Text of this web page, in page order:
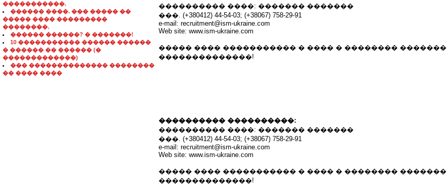
�����������.
������ ����. ��� ����� ��
����� ���� ���������
��������.
������ ������? � �������!
10 ����������� ������ ������
� ������ �� ������ (�
�������������)
��� �������������� ��������
�� ���� ����
���������� ����: ������� �������
���. (+380412) 44-54-03; (+38067) 758-29-91
e-mail: recruitment@ism-ukraine.com
Web site: www.ism-ukraine.com
����� ���� ����������� � ���� � �������� �������
��������������!
���������� ����������:
���������� ����: ������� �������
���. (+380412) 44-54-03; (+38067) 758-29-91
e-mail: recruitment@ism-ukraine.com
Web site: www.ism-ukraine.com
����� ���� ����������� � ���� � �������� �������
��������������!